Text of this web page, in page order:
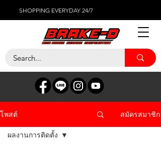
SHOPPING EVERYDAY 24/7
โพสต์ สมัครสมาชิก
ผลงานการติดตั้ง